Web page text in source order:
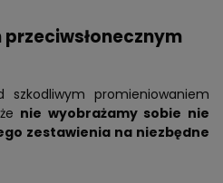
szkodliwym promieniowaniem
nie wyobrażamy sobie nie
zestawienia na niezbędne